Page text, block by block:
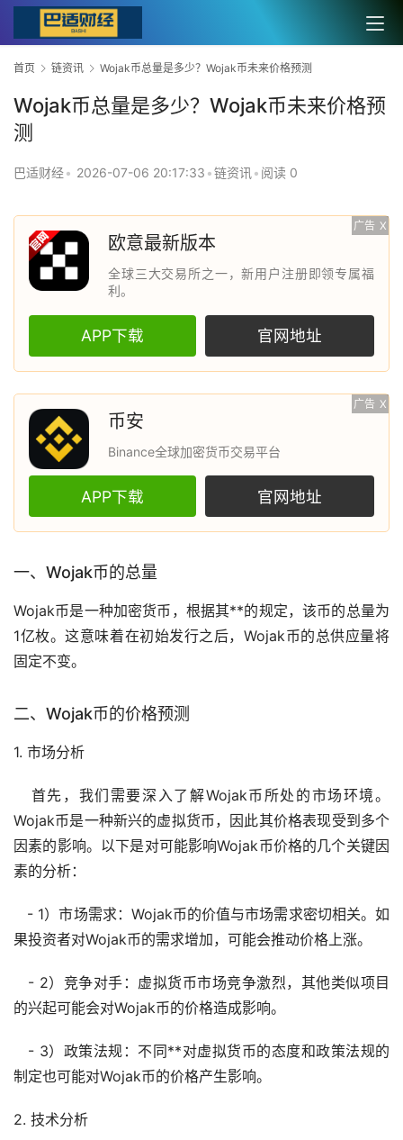
首页 链资讯 Wojak币总量是多少？Wojak币未来价格预测
Wojak币总量是多少？Wojak币未来价格预
测
巴适财经• 2026-07-06 20:17:33 •链资讯 • 阅读 0
广告 X
欧意最新版本
全球三大交易所之一，新用户注册即领专属福
利。
APP下载 官网地址
广告 X
币安
Binance全球加密货币交易平台
APP下载 官网地址
一、Wojak币的总量
Wojak币是一种加密货币 ，根据其**的规定，该币的总量为
1亿枚。这意味着在初始发行之后，Wojak币的总供应量将
固定不变。
二、Wojak币的价格预测
1. 市场分析
首先，我们需要深入了解Wojak币所处的市场环境。
Wojak币是一种新兴的虚拟货币，因此其价格表现受到多个
因素的影响。以下是对可能影响Wojak币价格的几个关键因
素的分析：
- 1）市场需求：Wojak币的价值与市场需求密切相关。如
果投资者对Wojak币的需求增加，可能会推动价格上涨。
- 2）竞争对手：虚拟货币市场竞争激烈，其他类似项目
的兴起可能会对Wojak币的价格造成影响。
- 3）政策法规：不同**对虚拟货币的态度和政策法规的
制定也可能对Wojak币的价格产生影响。
2. 技术分析